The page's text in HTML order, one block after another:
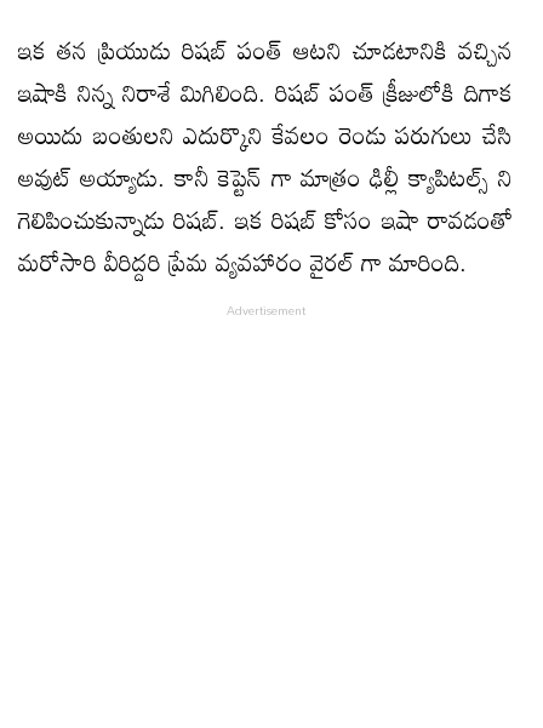
ఇక తన ప్రియుడు రిషబ్ పంత్ ఆటని చూడటానికి వచ్చిన
ఇషాకి నిన్న నిరాశే మిగిలింది. రిషబ్ పంత్ క్రీజులోకి దిగాక
అయిదు బంతులని ఎదుర్కొని కేవలం రెండు పరుగులు చేసి
అవుట్ అయ్యాడు. కానీ కెప్టెన్ గా మాత్రం ఢిల్లీ క్యాపిటల్స్ ని
గెలిపించుకున్నాడు రిషబ్. ఇక రిషబ్ కోసం ఇషా రావడంతో
మరోసారి వీరిద్దరి ప్రేమ వ్యవహారం వైరల్ గా మారింది.